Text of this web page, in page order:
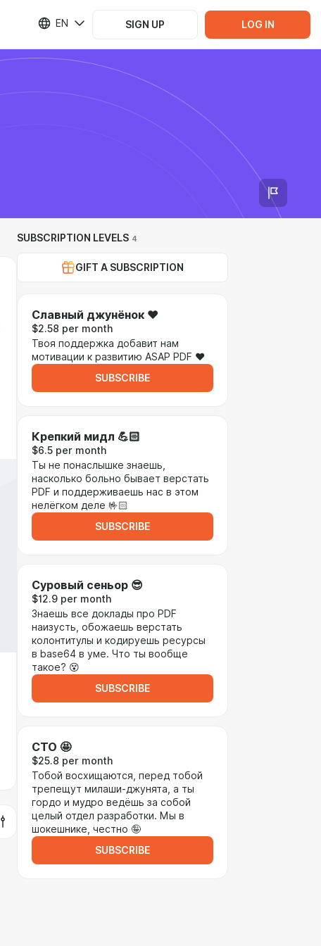
EN SIGN UP LOG IN
SUBSCRIPTION LEVELS 4
GIFT A SUBSCRIPTION
Славный джунёнок ❤️
$2.58 per month
Твоя поддержка добавит нам
мотивации к развитию ASAP PDF ❤️
SUBSCRIBE
Крепкий мидл 💪🏻
$6.5 per month
Ты не понаслышке знаешь,
насколько больно бывает верстать
PDF и поддерживаешь нас в этом
нелёгком деле 🤟🏻
SUBSCRIBE
Суровый сеньор 😎
$12.9 per month
Знаешь все доклады про PDF
наизусть, обожаешь верстать
колонтитулы и кодируешь ресурсы
в base64 в уме. Что ты вообще
такое? 😵
SUBSCRIBE
CTO 🤩
$25.8 per month
Тобой восхищаются, перед тобой
трепещут милаши-джунята, а ты
гордо и мудро ведёшь за собой
целый отдел разработки. Мы в
шокешнике, честно 🤪
SUBSCRIBE